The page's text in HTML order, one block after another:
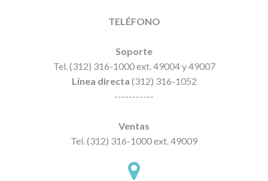
TELÉFONO
Soporte
Tel. (312) 316-1000 ext. 49004 y 49007
Línea directa (312) 316-1052
-----------
Ventas
Tel. (312) 316-1000 ext. 49009